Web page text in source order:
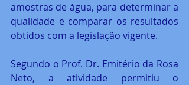
amostras de água, para determinar a
qualidade e comparar os resultados
obtidos com a legislação vigente.
Segundo o Prof. Dr. Emitério da Rosa
Neto, a atividade permitiu o